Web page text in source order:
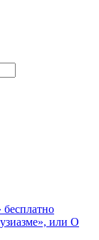
бесплатно
или О